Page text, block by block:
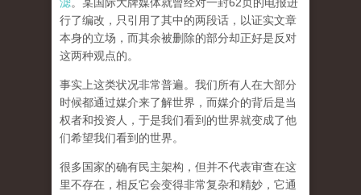
行了编改，只引用了其中的两段话，以证实文章
本身的立场，而其余被删除的部分却正好是反对
这两种观点的。
事实上这类状况非常普遍。我们所有人在大部分
时候都通过媒介来了解世界，而媒介的背后是当
权者和投资人，于是我们看到的世界就变成了他
们希望我们看到的世界。
很多国家的确有民主架构，但并不代表审查在这
里不存在，相反它会变得非常复杂和精妙，它通